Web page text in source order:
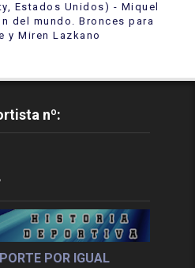
Estados Unidos) - Miquel
del mundo. Bronces para
y Miren Lazkano
nº:
POR IGUAL